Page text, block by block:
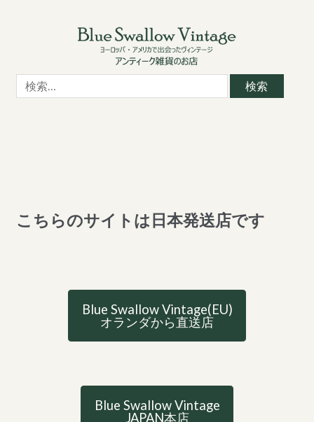
検
索:
こちらのサイトは日本発送店です
Blue Swallow Vintage(EU)
オランダから直送店
Blue Swallow Vintage
JAPAN本店